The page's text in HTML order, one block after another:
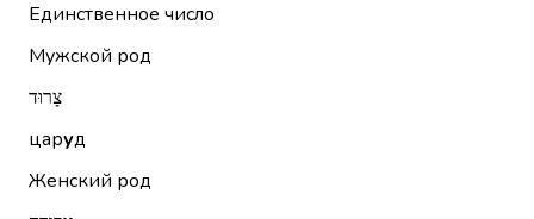
Единственное число
Мужской род
צָרוּד
царуд
Женский род